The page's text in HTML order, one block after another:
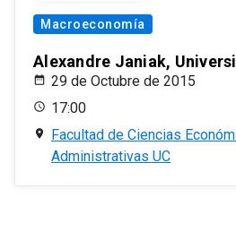
Macroeconomía
Alexandre Janiak,
29 de Octubre de 2015
17:00
Facultad de Ciencias
Administrativas UC